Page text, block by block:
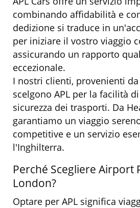
combinando affidabilità e
dedizione si traduce in
per iniziare il vostro viaggio
assicurando un rapporto
eccezionale.
I nostri clienti, provenienti
scelgono APL per la facilità
sicurezza dei trasporti. Da
garantiamo un viaggio
competitive e un servizio
l'Inghilterra.
Perché Scegliere Airport
London?
Optare per APL significa